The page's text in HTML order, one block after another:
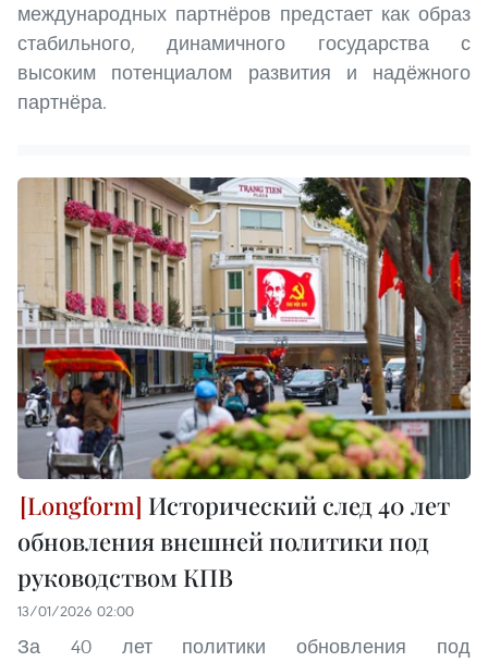
международных партнёров предстает как образ
стабильного, динамичного государства с
высоким потенциалом развития и надёжного
партнёра.
Исторический след 40 лет
обновления внешней политики под
руководством КПВ
13/01/2026 02:00
За 40 лет политики обновления под